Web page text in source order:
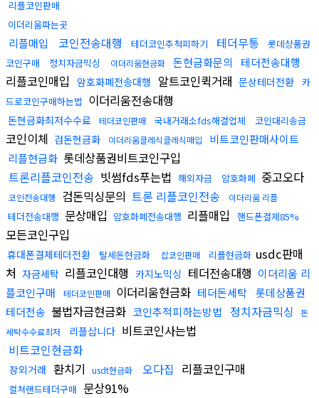
리플코인판매
이더리움파는곳
리플매입 코인전송대행 테더코인추척피하기 테더무통
롯데상품권
코인구매
정치자금믹싱 이더리움현금화 돈현금화문의 테더전송대행
리플코인매입 암호화폐전송대행 알트코인퀵거래 문상테더전환 카
드로코인구매하는법 이더리움전송대행
돈현금화최저수수료 테더코인판매 국내거래소fds해결업체 코인대리송금
코인이체 검돈현금화 이더리움클레식클레식매입
비트코인판매사이트
리플현금화 롯데상품권비트코인구입
트론리플코인전송 빗썸fds푸는법 해외자금 암호화폐 중고오다
코인전송대행 검돈믹싱문의 트론 리플코인전송 이더리움 리플
테더전송대행 문상매입 암호화폐전송대행 리플매입 핸드폰결제85%
모든코인구입
휴대폰결제테더전환 탈세돈현금화 잡코인판매 리플현금화 usdc판매
처 자금세탁 리플코인대행 카지노믹싱 테더전송대행 이더리움 리
플코인구매
테더코인판매 이더리움현금화 테더돈세탁 롯데상품권
테더전송 불법자금현금화 코인추적피하는방법 정치자금믹싱
돈
세탁수수료최저
리플삽니다 비트코인사는법
비트코인현금화
장외거래 환치기 usdt현금화 오다집 리플코인구매
컬쳐랜드테더구매 문상91%